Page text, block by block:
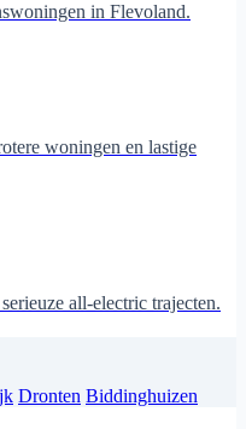
in Flevoland.
woningen en lastige
all-electric trajecten.
Dronten Biddinghuizen